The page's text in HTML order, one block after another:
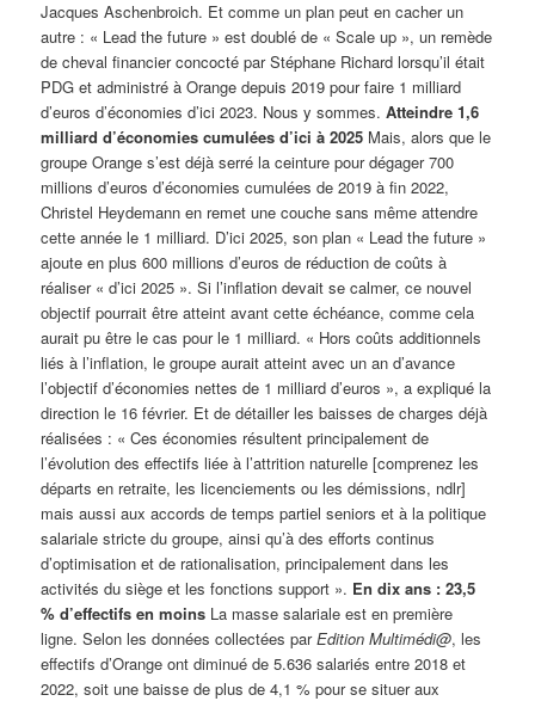
Jacques Aschenbroich. Et comme un plan peut en cacher un
autre : « Lead the future » est doublé de « Scale up », un remède
de cheval financier concocté par Stéphane Richard lorsqu’il était
PDG et administré à Orange depuis 2019 pour faire 1 milliard
d’euros d’économies d’ici 2023. Nous y sommes.Atteindre 1,6
milliard d’économies cumulées d’ici à 2025 Mais, alors que le
groupe Orange s’est déjà serré la ceinture pour dégager 700
millions d’euros d’économies cumulées de 2019 à fin 2022,
Christel Heydemann en remet une couche sans même attendre
cette année le 1 milliard. D’ici 2025, son plan « Lead the future »
ajoute en plus 600 millions d’euros de réduction de coûts à
réaliser « d’ici 2025 ». Si l’inflation devait se calmer, ce nouvel
objectif pourrait être atteint avant cette échéance, comme cela
aurait pu être le cas pour le 1 milliard. « Hors coûts additionnels
liés à l’inflation, le groupe aurait atteint avec un an d’avance
l’objectif d’économies nettes de 1 milliard d’euros », a expliqué la
direction le 16 février. Et de détailler les baisses de charges déjà
réalisées : « Ces économies résultent principalement de
l’évolution des effectifs liée à l’attrition naturelle [comprenez les
départs en retraite, les licenciements ou les démissions, ndlr]
mais aussi aux accords de temps partiel seniors et à la politique
salariale stricte du groupe, ainsi qu’à des efforts continus
d’optimisation et de rationalisation, principalement dans les
activités du siège et les fonctions support ». En dix ans : 23,5
% d’effectifs en moins La masse salariale est en première
ligne. Selon les données collectées parEdition Multimédi@, les
effectifs d’Orange ont diminué de 5.636 salariés entre 2018 et
2022, soit une baisse de plus de 4,1 % pour se situer aux